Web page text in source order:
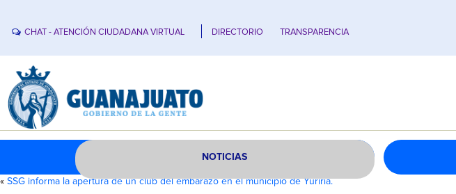
CHAT - ATENCIÓN CIUDADANA VIRTUAL DIRECTORIO TRANSPARENCIA
NOTICIAS
« SSG informa la apertura de un club del embarazo en el municipio de Yuriria.